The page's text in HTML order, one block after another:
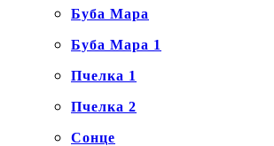
Буба Мара
Буба Мара 1
Пчелка 1
Пчелка 2
Сонце